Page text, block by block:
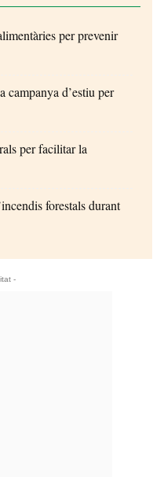
per prevenir
campanya d’estiu per
per facilitar la
forestals durant
-